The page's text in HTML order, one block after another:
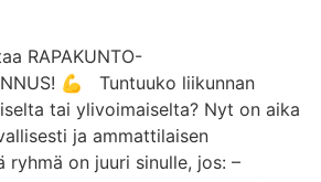
RAPAKUNTO-
💪 Tuntuuko liikunnan
tai ylivoimaiselta? Nyt on aika
ja ammattilaisen
on juuri sinulle, jos: –